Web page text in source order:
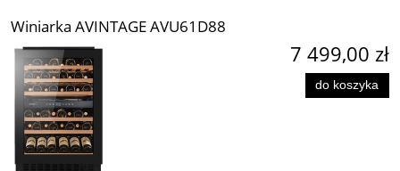
Winiarka AVINTAGE AVU61D88
7 499,00 zł
do koszyka